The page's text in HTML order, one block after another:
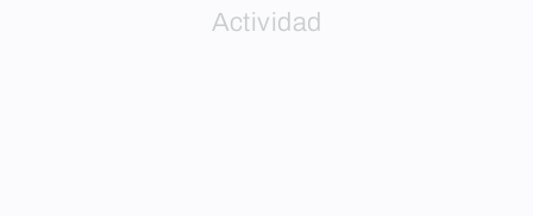
Actividad